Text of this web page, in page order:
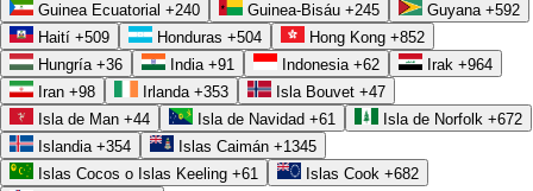
Guinea Ecuatorial +240 Guinea-Bisáu +245 Guyana +592
Haití +509 Honduras +504 Hong Kong +852
Hungría +36 India +91 Indonesia +62 Irak +964
Iran +98 Irlanda +353 Isla Bouvet +47
Isla de Man +44 Isla de Navidad +61 Isla de Norfolk +672
Islandia +354 Islas Caimán +1345
Islas Cocos o Islas Keeling +61 Islas Cook +682